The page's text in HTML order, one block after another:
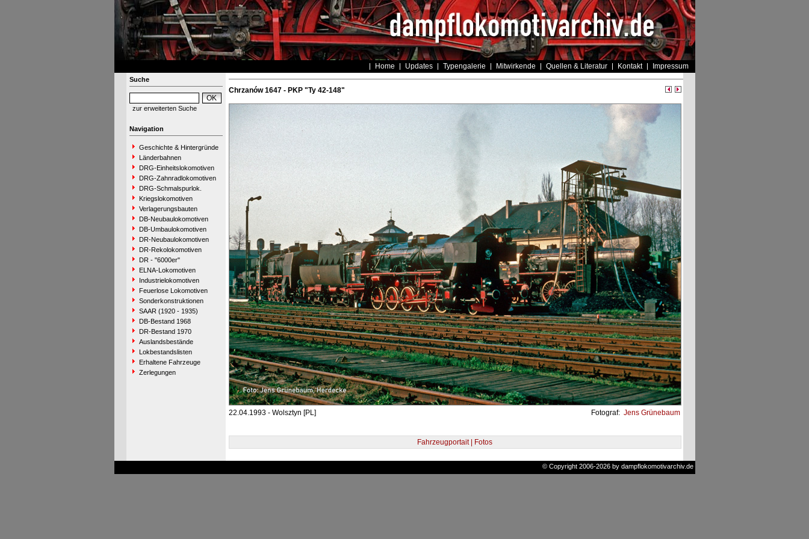
Home Updates Typengalerie Mitwirkende Quellen & Literatur Kontakt Impressum
Suche
zur erweiterten Suche
Navigation
Geschichte & Hintergründe
Länderbahnen
DRG-Einheitslokomotiven
DRG-Zahnradlokomotiven
DRG-Schmalspurlok.
Kriegslokomotiven
Verlagerungsbauten
DB-Neubaulokomotiven
DB-Umbaulokomotiven
DR-Neubaulokomotiven
DR-Rekolokomotiven
DR - "6000er"
ELNA-Lokomotiven
Industrielokomotiven
Feuerlose Lokomotiven
Sonderkonstruktionen
SAAR (1920 - 1935)
DB-Bestand 1968
DR-Bestand 1970
Auslandsbestände
Lokbestandslisten
Erhaltene Fahrzeuge
Zerlegungen
Chrzanów 1647 - PKP "Ty 42-148"
22.04.1993 - Wolsztyn [PL] Fotograf: Jens Grünebaum
Fahrzeugportait | Fotos
© Copyright 2006-2026 by dampflokomotivarchiv.de